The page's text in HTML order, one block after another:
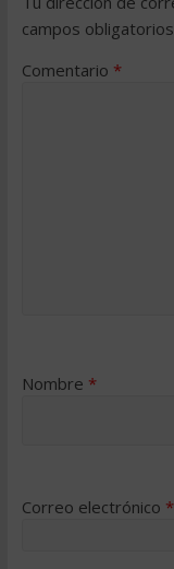
campos
Comentario *
Nombre *
Correo electrónico *